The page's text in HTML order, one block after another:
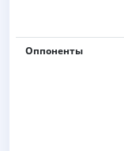
Оппоненты